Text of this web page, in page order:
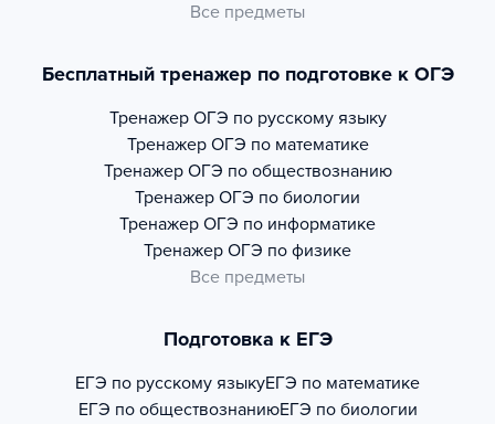
Все предметы
Бесплатный тренажер по подготовке к ОГЭ
Тренажер ОГЭ по русскому языку
Тренажер ОГЭ по математике
Тренажер ОГЭ по обществознанию
Тренажер ОГЭ по биологии
Тренажер ОГЭ по информатике
Тренажер ОГЭ по физике
Все предметы
Подготовка к ЕГЭ
ЕГЭ по русскому языкуЕГЭ по математике
ЕГЭ по обществознаниюЕГЭ по биологии